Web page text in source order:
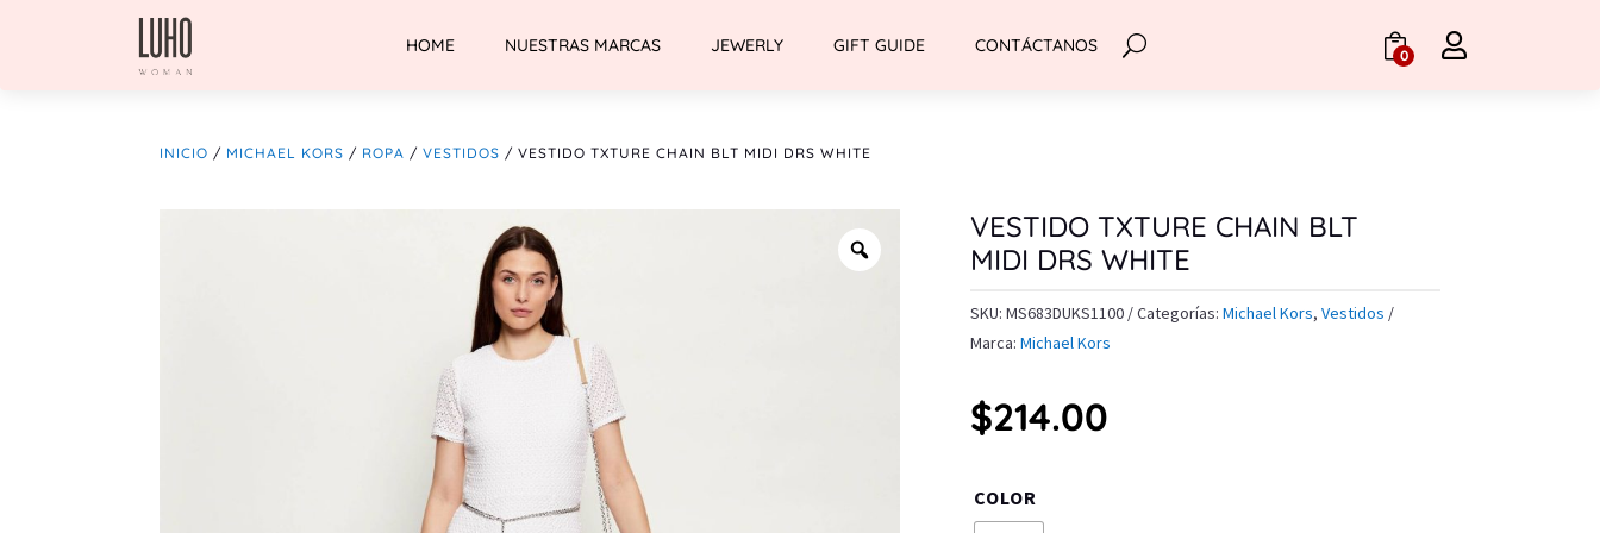
HOME NUESTRAS MARCAS JEWERLY GIFT GUIDE CONTÁCTANOS 0 
INICIO / MICHAEL KORS / ROPA /VESTIDOS / VESTIDO TXTURE CHAIN BLT MIDI DRS WHITE
VESTIDO TXTURE CHAIN BLT
MIDI DRS WHITE
SKU: MS683DUKS1100 Categorías: Michael Kors, Vestidos
Marca: Michael Kors
$214.00
COLOR